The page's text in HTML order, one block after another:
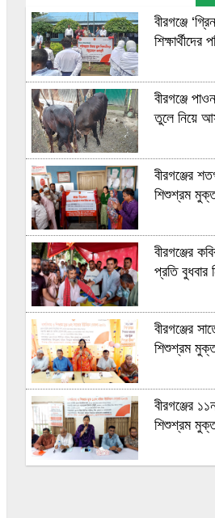
বীরগঞ্জে
বীরগঞ্জে
তুলে নিয়ে
বীরগঞ্জের
শিশুশ্রম
বীরগঞ্জের
প্রতি বুধবার
বীরগঞ্জের
শিশুশ্রম
বীরগঞ্জের
শিশুশ্রম